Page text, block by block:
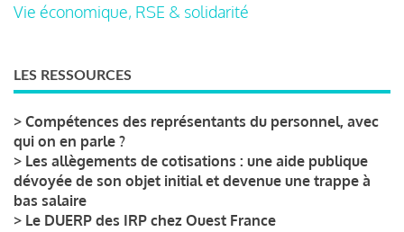
Vie économique, RSE & solidarité
LES RESSOURCES
> Compétences des représentants du personnel, avec
qui on en parle ?
> Les allègements de cotisations : une aide publique
dévoyée de son objet initial et devenue une trappe à
bas salaire
> Le DUERP des IRP chez Ouest France